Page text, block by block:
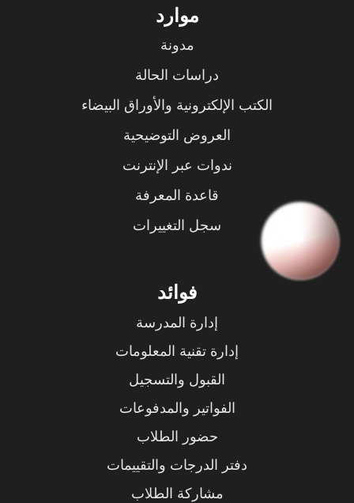
موارد
مدونة
دراسات الحالة
الكتب الإلكترونية والأوراق البيضاء
العروض التوضيحية
ندوات عبر الإنترنت
قاعدة المعرفة
سجل التغييرات
فوائد
إدارة المدرسة
إدارة تقنية المعلومات
القبول والتسجيل
الفواتير والمدفوعات
حضور الطلاب
دفتر الدرجات والتقييمات
مشاركة الطلاب